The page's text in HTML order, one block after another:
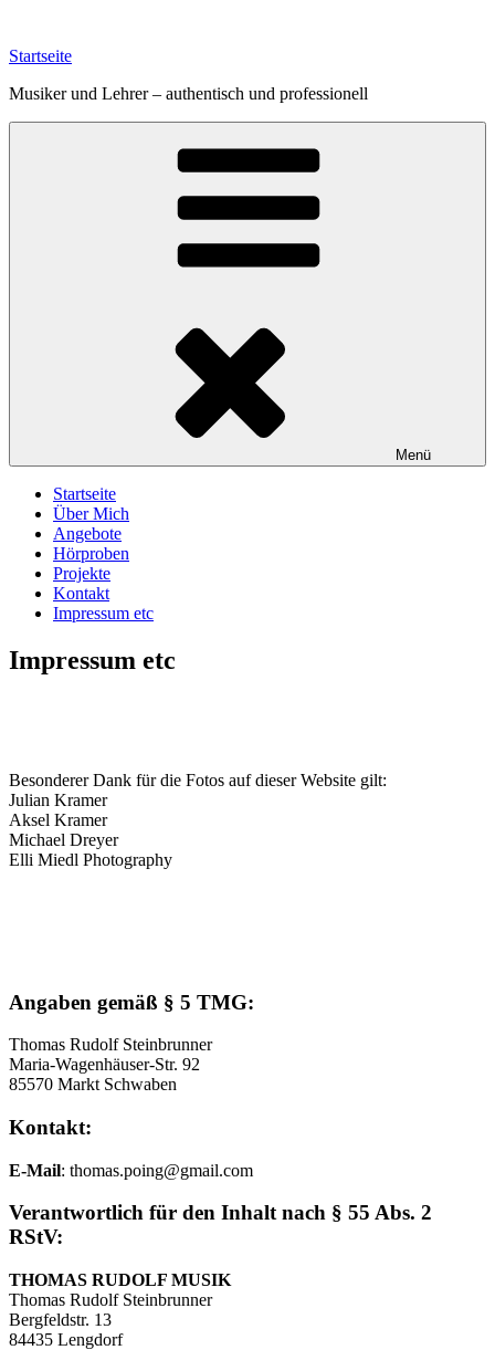
springen
Startseite
Musiker und Lehrer – authentisch und professionell
Menü
Startseite
Über Mich
Angebote
Hörproben
Projekte
Kontakt
Impressum etc
Impressum etc
Besonderer Dank für die Fotos auf dieser Website gilt:
Julian Kramer
Aksel Kramer
Michael Dreyer
Elli Miedl Photography
Angaben gemäß § 5 TMG:
Thomas Rudolf Steinbrunner
Maria-Wagenhäuser-Str. 92
85570 Markt Schwaben
Kontakt:
E-Mail: thomas.poing@gmail.com
Verantwortlich für den Inhalt nach § 55 Abs. 2
RStV:
THOMAS RUDOLF MUSIK
Thomas Rudolf Steinbrunner
Bergfeldstr. 13
84435 Lengdorf